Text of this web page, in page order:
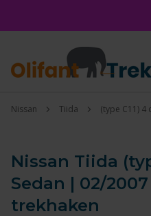
Nissan Tiida (type C11) 4
Nissan Tiida
Sedan | 02/2007
trekhaken